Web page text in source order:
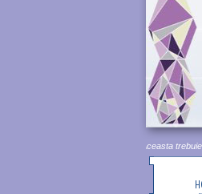
umană este inviolabilă. Aceasta